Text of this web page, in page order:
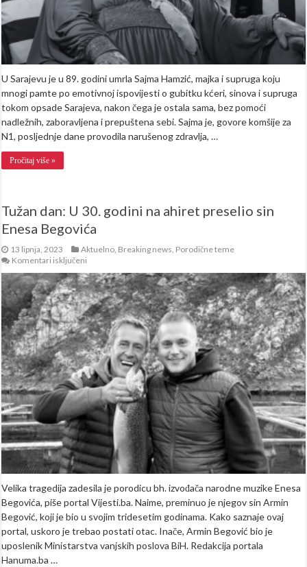
muž
U Sarajevu je u 89. godini umrla Sajma Hamzić, majka i supruga koju
mnogi pamte po emotivnoj ispovijesti o gubitku kćeri, sinova i supruga
tokom opsade Sarajeva, nakon čega je ostala sama, bez pomoći
nadležnih, zaboravljena i prepuštena sebi. Sajma je, govore komšije za
N1, posljednje dane provodila narušenog zdravlja, …
Pročitaj više »
Tužan dan: U 30. godini na ahiret preselio sin
Enesa Begovića
13 lipnja, 2023 Aktuelno Breaking news Porodične teme
Komentari isključeni
dan:
U
30.
godini
na
ahiret
preselio
sin
Enesa
Begovića
Velika tragedija zadesila je porodicu bh. izvođača narodne muzike Enesa
Begovića, piše portal Vijesti.ba. Naime, preminuo je njegov sin Armin
Begović, koji je bio u svojim tridesetim godinama. Kako saznaje ovaj
portal, uskoro je trebao postati otac. Inače, Armin Begović bio je
uposlenik Ministarstva vanjskih poslova BiH. Redakcija portala
Hanuma.ba …